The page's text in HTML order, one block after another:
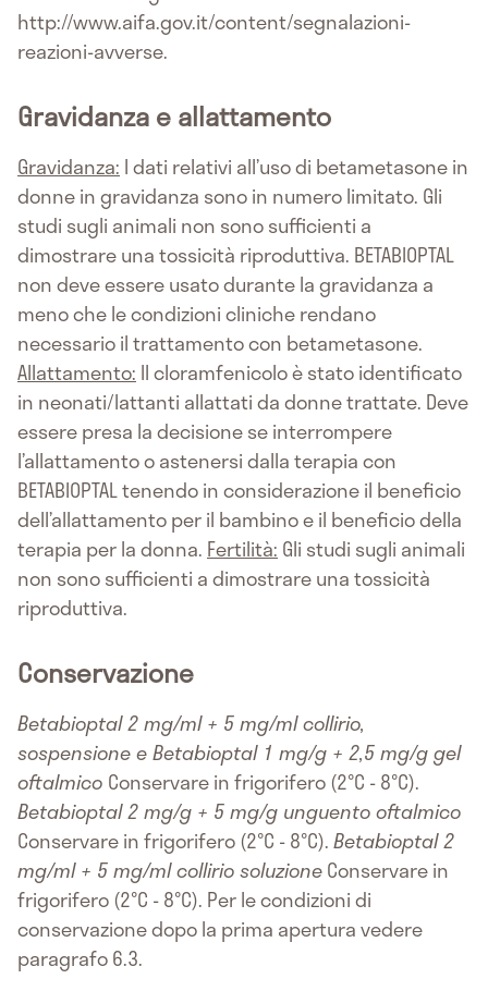
http://www.aifa.gov.it/content/segnalazioni-
reazioni-avverse.
Gravidanza e allattamento
Gravidanza: I dati relativi all’uso di betametasone in
donne in gravidanza sono in numero limitato. Gli
studi sugli animali non sono sufficienti a
dimostrare una tossicità riproduttiva. BETABIOPTAL
non deve essere usato durante la gravidanza a
meno che le condizioni cliniche rendano
necessario il trattamento con betametasone.
Allattamento: Il cloramfenicolo è stato identificato
in neonati/lattanti allattati da donne trattate. Deve
essere presa la decisione se interrompere
l’allattamento o astenersi dalla terapia con
BETABIOPTAL tenendo in considerazione il beneficio
dell’allattamento per il bambino e il beneficio della
terapia per la donna. Fertilità: Gli studi sugli animali
non sono sufficienti a dimostrare una tossicità
riproduttiva.
Conservazione
Betabioptal 2 mg/ml + 5 mg/ml collirio,
sospensione e Betabioptal 1 mg/g + 2,5 mg/g gel
oftalmico Conservare in frigorifero (2°C - 8°C).
Betabioptal 2 mg/g + 5 mg/g unguento oftalmico
Conservare in frigorifero (2°C - 8°C).Betabioptal 2
mg/ml + 5 mg/ml collirio soluzioneConservare in
frigorifero (2°C - 8°C). Per le condizioni di
conservazione dopo la prima apertura vedere
paragrafo 6.3.